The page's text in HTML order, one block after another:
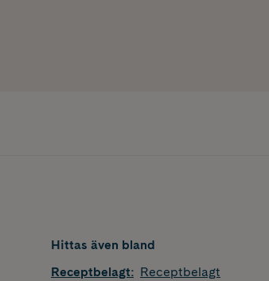
Hittas även bland
Receptbelagt: Receptbelagt